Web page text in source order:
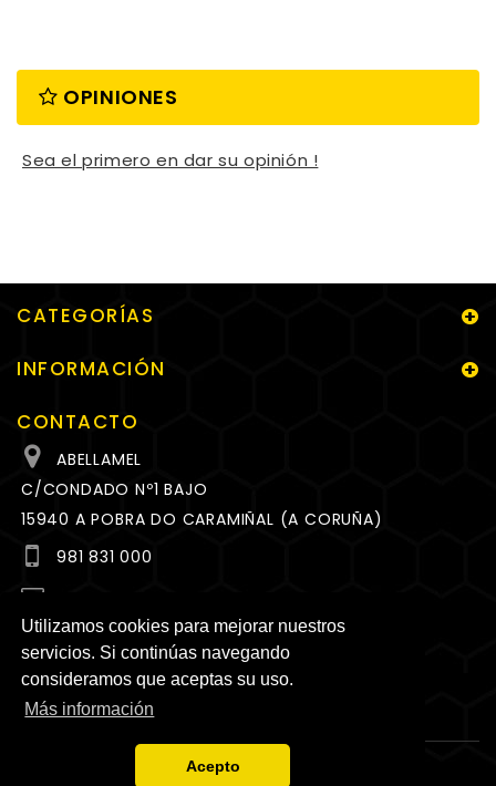
Utilizamos cookies para mejorar nuestros
servicios. Si continúas navegando
consideramos que aceptas su uso.
Más información
Acepto
OPINIONES
Sea el primero en dar su opinión !
CATEGORÍAS
INFORMACIÓN
CONTACTO
ABELLAMEL
C/CONDADO Nº1 BAJO
15940 A POBRA DO CARAMIÑAL (A CORUÑA)
981 831 000
HORARIO
LUNES A VIERNES
10:00 A 14:00 Y 17:00 A 20:00 H.